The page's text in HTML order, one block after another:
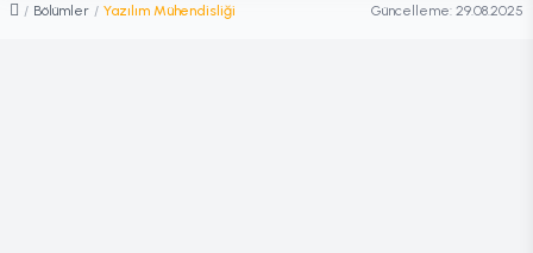
/ Bölümler / Yazılım Mühendisliği Güncelleme: 29.08.2025